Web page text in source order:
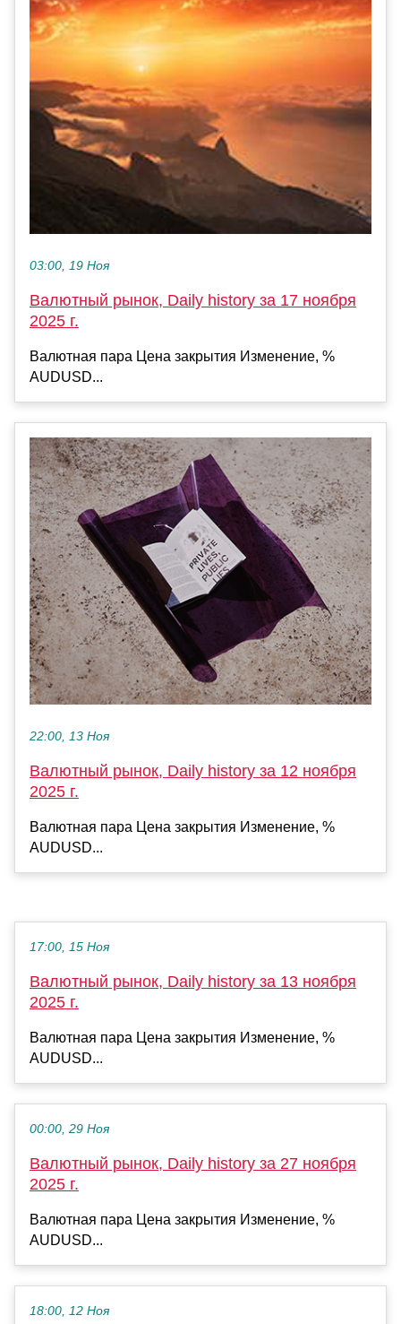
03:00, 19 Ноя
Валютный рынок, Daily history за 17 ноября
2025 г.
Валютная пара Цена закрытия Изменение, %
AUDUSD...
22:00, 13 Ноя
Валютный рынок, Daily history за 12 ноября
2025 г.
Валютная пара Цена закрытия Изменение, %
AUDUSD...
17:00, 15 Ноя
Валютный рынок, Daily history за 13 ноября
2025 г.
Валютная пара Цена закрытия Изменение, %
AUDUSD...
00:00, 29 Ноя
Валютный рынок, Daily history за 27 ноября
2025 г.
Валютная пара Цена закрытия Изменение, %
AUDUSD...
18:00, 12 Ноя